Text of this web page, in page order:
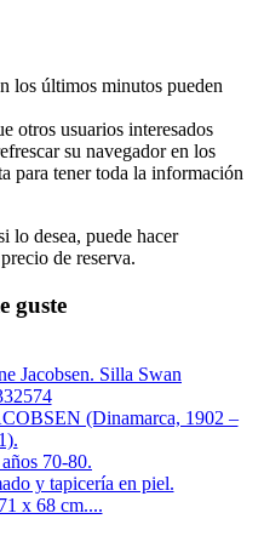
los últimos minutos pueden
otros usuarios interesados
su navegador en los
para tener toda la información
lo desea, puede hacer
de reserva.
guste
Jacobsen. Silla Swan
(Dinamarca, 1902 –
70-80.
y tapicería en piel.
x 68 cm....